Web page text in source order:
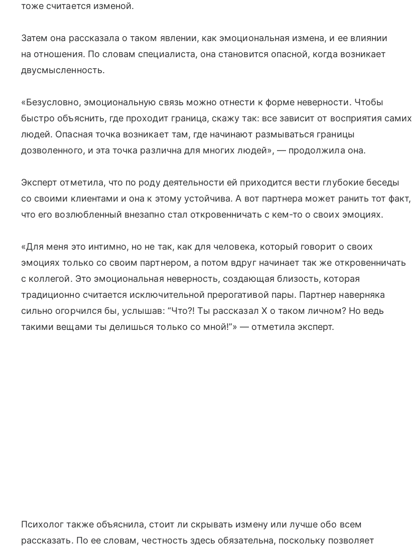
тоже считается изменой.
Затем она рассказала о таком явлении, как эмоциональная измена, и ее влиянии
на отношения. По словам специалиста, она становится опасной, когда возникает
двусмысленность.
«Безусловно, эмоциональную связь можно отнести к форме неверности. Чтобы
быстро объяснить, где проходит граница, скажу так: все зависит от восприятия самих
людей. Опасная точка возникает там, где начинают размываться границы
дозволенного, и эта точка различна для многих людей», — продолжила она.
Эксперт отметила, что по роду деятельности ей приходится вести глубокие беседы
со своими клиентами и она к этому устойчива. А вот партнера может ранить тот факт,
что его возлюбленный внезапно стал откровенничать с кем-то о своих эмоциях.
«Для меня это интимно, но не так, как для человека, который говорит о своих
эмоциях только со своим партнером, а потом вдруг начинает так же откровенничать
с коллегой. Это эмоциональная неверность, создающая близость, которая
традиционно считается исключительной прерогативой пары. Партнер наверняка
сильно огорчился бы, услышав: “Что?! Ты рассказал Х о таком личном? Но ведь
такими вещами ты делишься только со мной!”» — отметила эксперт.
Психолог также объяснила, стоит ли скрывать измену или лучше обо всем
рассказать. По ее словам, честность здесь обязательна, поскольку позволяет